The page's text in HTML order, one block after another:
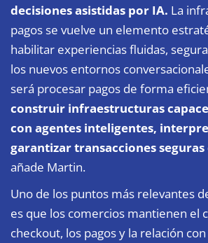
decisiones asistidas por IA. La
pagos se vuelve un elemento
habilitar experiencias fluidas,
los nuevos entornos
será procesar pagos de forma
construir infraestructuras
con agentes inteligentes,
garantizar transacciones
añade Martin.
Uno de los puntos más relevantes
es que los comercios mantienen el
checkout, los pagos y la relación